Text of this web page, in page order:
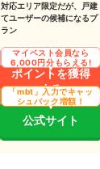
対応エリア限定だが、戸建
てユーザーの候補になるプ
ラン
ポイントを獲得
する
マイベスト会員なら
6,000円分もらえる!
公式サイト
「mbt」入力でキャッ
シュバック増額！